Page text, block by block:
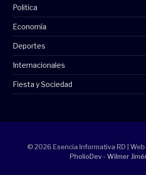
Politica
Economía
Deportes
Internacionales
Fiesta y Sociedad
© 2026 Esencia Informativa RD |
PholioDev - Wilmer